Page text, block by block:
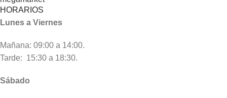
HORARIOS
Lunes a Viernes
Mañana: 09:00 a 14:00.
Tarde: 15:30 a 18:30.
Sábado